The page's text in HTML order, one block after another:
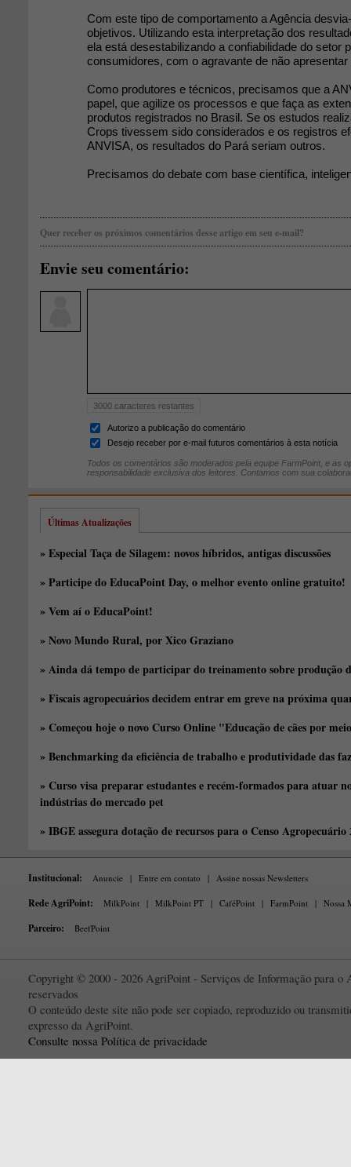
Com este tipo de comportamento a Agência
objetivos. Utilizando esta interpretação dos
ela está desestabilizando a confiabilidade do setor
consumidores, com o agravante de não
Como produtores e técnicos, precisamos que a
papel, que agilize os processos e que faça as
produtos registrados no Brasil. Se os estudos
Crops tivessem sido considerados e os registros
ANVISA, os resultados do Pará seriam outros.
Precisamos do debate com base científica,
Quer receber os próximos comentários desse artigo em seu e-mail?
Envie seu comentário:
3000 caracteres restantes
Autorizo a publicação do comentário
Desejo receber por e-mail futuros comentários à esta notícia
Todos os comentários são moderados pela equipe FarmPoint, e as
responsabilidade exclusiva dos leitores. Contamos com sua
Últimas Atualizações
» Especial Taça de Silagem: novos híbridos, antigas discussões
» Participe do EducaPoint Day, o melhor evento online gratuito!
» Vem aí o EducaPoint!
» Novo Mundo Rural, por Xico Graziano
» Ainda dá tempo de participar do treinamento sobre produção
» Fiscais agropecuários decidem entrar em greve na próxima
» Começou hoje o novo Curso Online "Educação de cães por
» Benchmarking da eficiência de trabalho e produtividade das
» Curso visa preparar estudantes e recém-formados para atuar
indústrias do mercado pet
» IBGE assegura dotação de recursos para o Censo Agropecuário
Institucional: Anuncie | Entre em contato | Assine nossas Newsletters
Rede AgriPoint: MilkPoint | MilkPoint PT | CaféPoint | FarmPoint | Nossa
Parceiro: BeefPoint
Copyright © 2000 - 2026 AgriPoint - Serviços de Informação para o
reservados
O conteúdo deste site não pode ser copiado, reproduzido ou
expresso da AgriPoint.
Consulte nossa Política de privacidade